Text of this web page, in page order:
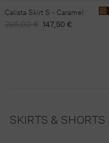
Calista Skirt S - Caramel
Regular
295,00 € Sale
147,50 €
SKIRTS & SHORTS